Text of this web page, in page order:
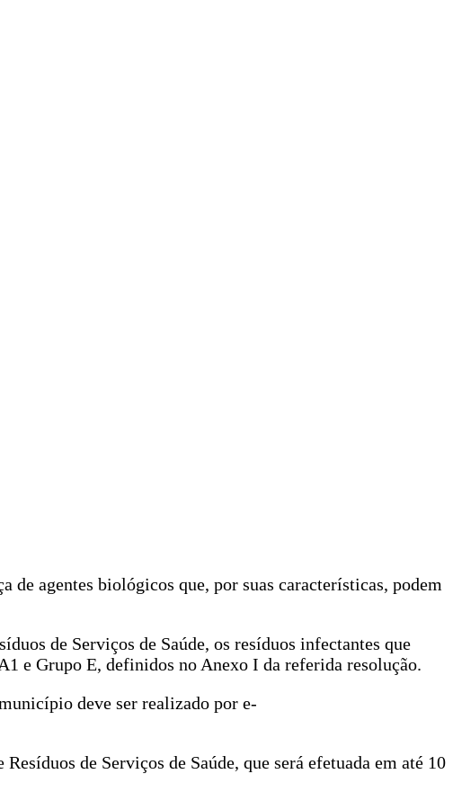
de agentes biológicos que, por suas características, podem
de Serviços de Saúde, os resíduos infectantes que
e Grupo E, definidos no Anexo I da referida resolução.
deve ser realizado por e-
de Serviços de Saúde, que será efetuada em até 10